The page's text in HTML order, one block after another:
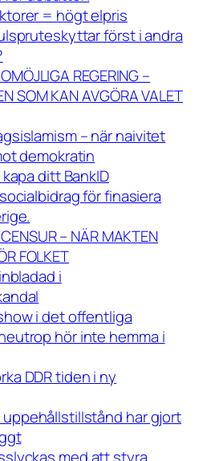
= högt elpris
först i andra
REGERING –
SOM KAN AVGÖRA VALET
– när naivitet
demokratin
ditt BankID
för finasiera
– NÄR MAKTEN
FOLKET
i
i det offentliga
hör inte hemma i
DDR tiden i ny
uppehållstillstånd har gjort